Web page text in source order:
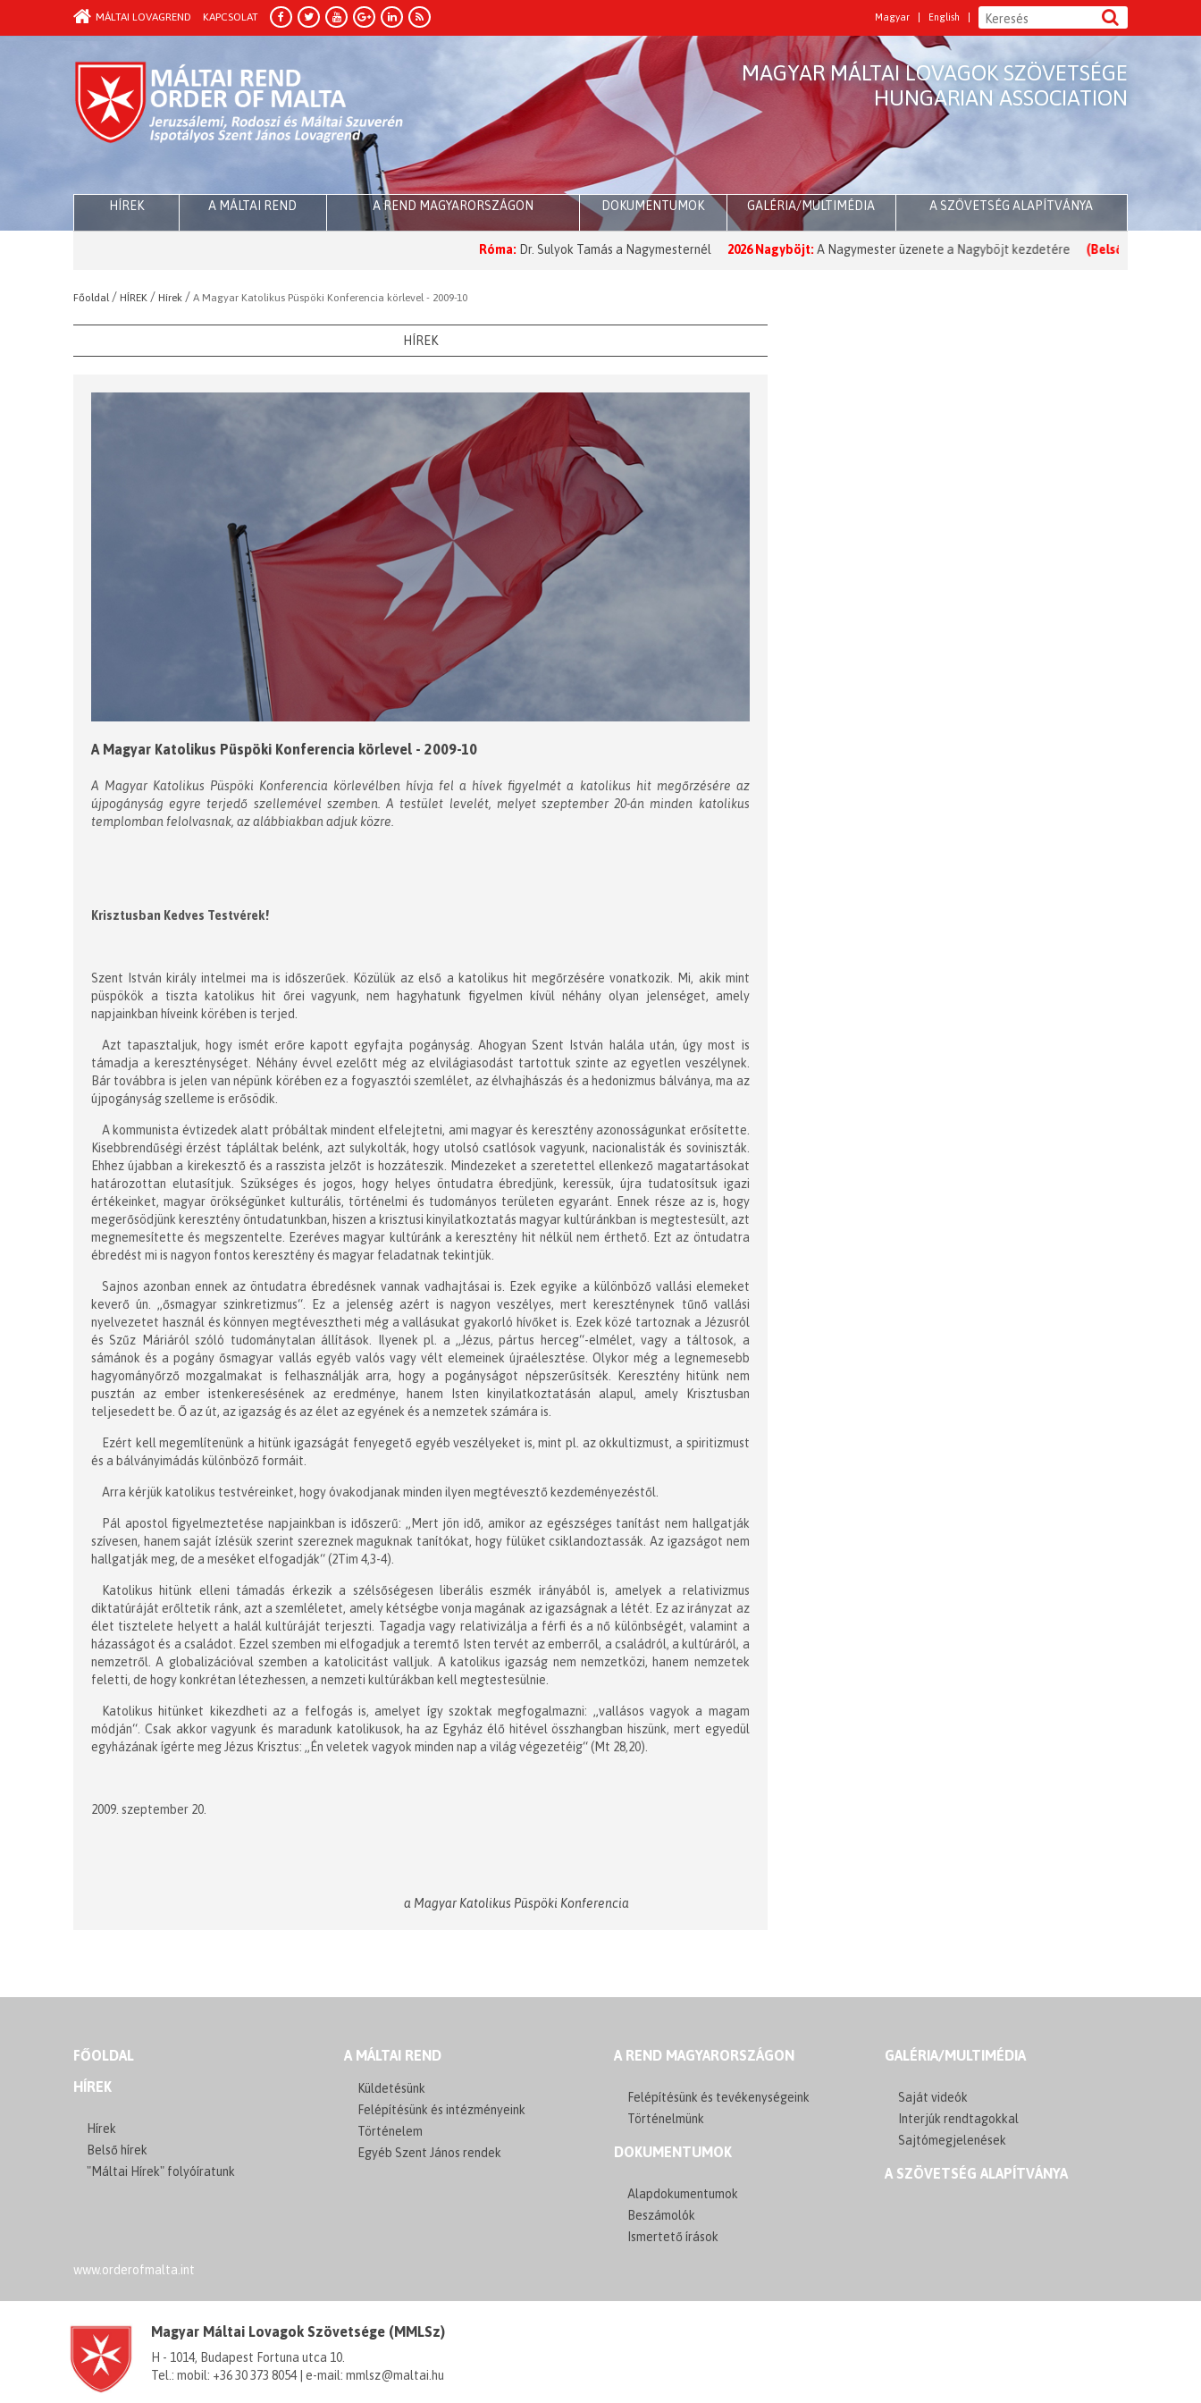
Magyar English
MÁLTAI LOVAGREND KAPCSOLAT
MAGYAR MÁLTAI LOVAGOK SZÖVETSÉGE
HUNGARIAN ASSOCIATION
HÍREK A MÁLTAI REND A REND MAGYARORSZÁGON DOKUMENTUMOK GALÉRIA/MULTIMÉDIA A SZÖVETSÉG ALAPÍTVÁNYA
Dr. Sulyok Tamás a Nagymesternél 2026 Nagyböjt: A Nagymester üzenete a Nagyböjt kezdetére (Belső tartalom):
Főoldal / HÍREK / Hírek / A Magyar Katolikus Püspöki Konferencia körlevel - 2009-10
HÍREK
A Magyar Katolikus Püspöki Konferencia körlevel - 2009-10
A Magyar Katolikus Püspöki Konferencia körlevélben hívja fel a hívek figyelmét a katolikus hit megőrzésére az
újpogányság egyre terjedő szellemével szemben. A testület levelét, melyet szeptember 20-án minden katolikus
templomban felolvasnak, az alábbiakban adjuk közre.
Krisztusban Kedves Testvérek!
Szent István király intelmei ma is időszerűek. Közülük az első a katolikus hit megőrzésére vonatkozik. Mi, akik mint
püspökök a tiszta katolikus hit őrei vagyunk, nem hagyhatunk figyelmen kívül néhány olyan jelenséget, amely
napjainkban híveink körében is terjed.
Azt tapasztaljuk, hogy ismét erőre kapott egyfajta pogányság. Ahogyan Szent István halála után, úgy most is
támadja a kereszténységet. Néhány évvel ezelőtt még az elvilágiasodást tartottuk szinte az egyetlen veszélynek.
Bár továbbra is jelen van népünk körében ez a fogyasztói szemlélet, az élvhajhászás és a hedonizmus bálványa, ma az
újpogányság szelleme is erősödik.
A kommunista évtizedek alatt próbáltak mindent elfelejtetni, ami magyar és keresztény azonosságunkat erősítette.
Kisebbrendűségi érzést tápláltak belénk, azt sulykolták, hogy utolsó csatlósok vagyunk, nacionalisták és soviniszták.
Ehhez újabban a kirekesztő és a rasszista jelzőt is hozzáteszik. Mindezeket a szeretettel ellenkező magatartásokat
határozottan elutasítjuk. Szükséges és jogos, hogy helyes öntudatra ébredjünk, keressük, újra tudatosítsuk igazi
értékeinket, magyar örökségünket kulturális, történelmi és tudományos területen egyaránt. Ennek része az is, hogy
megerősödjünk keresztény öntudatunkban, hiszen a krisztusi kinyilatkoztatás magyar kultúránkban is megtestesült, azt
megnemesítette és megszentelte. Ezeréves magyar kultúránk a keresztény hit nélkül nem érthető. Ezt az öntudatra
ébredést mi is nagyon fontos keresztény és magyar feladatnak tekintjük.
Sajnos azonban ennek az öntudatra ébredésnek vannak vadhajtásai is. Ezek egyike a különböző vallási elemeket
keverő ún. „ősmagyar szinkretizmus“. Ez a jelenség azért is nagyon veszélyes, mert kereszténynek tűnő vallási
nyelvezetet használ és könnyen megtévesztheti még a vallásukat gyakorló hívőket is. Ezek közé tartoznak a Jézusról
és Szűz Máriáról szóló tudománytalan állítások. Ilyenek pl. a „Jézus, pártus herceg“-elmélet, vagy a táltosok, a
sámánok és a pogány ősmagyar vallás egyéb valós vagy vélt elemeinek újraélesztése. Olykor még a legnemesebb
hagyományőrző mozgalmakat is felhasználják arra, hogy a pogányságot népszerűsítsék. Keresztény hitünk nem
pusztán az ember istenkeresésének az eredménye, hanem Isten kinyilatkoztatásán alapul, amely Krisztusban
teljesedett be. Ő az út, az igazság és az élet az egyének és a nemzetek számára is.
Ezért kell megemlítenünk a hitünk igazságát fenyegető egyéb veszélyeket is, mint pl. az okkultizmust, a spiritizmust
és a bálványimádás különböző formáit.
Arra kérjük katolikus testvéreinket, hogy óvakodjanak minden ilyen megtévesztő kezdeményezéstől.
Pál apostol figyelmeztetése napjainkban is időszerű: „Mert jön idő, amikor az egészséges tanítást nem hallgatják
szívesen, hanem saját ízlésük szerint szereznek maguknak tanítókat, hogy fülüket csiklandoztassák. Az igazságot nem
hallgatják meg, de a meséket elfogadják“ (2Tim 4,3-4).
Katolikus hitünk elleni támadás érkezik a szélsőségesen liberális eszmék irányából is, amelyek a relativizmus
diktatúráját erőltetik ránk, azt a szemléletet, amely kétségbe vonja magának az igazságnak a létét. Ez az irányzat az
élet tisztelete helyett a halál kultúráját terjeszti. Tagadja vagy relativizálja a férfi és a nő különbségét, valamint a
házasságot és a családot. Ezzel szemben mi elfogadjuk a teremtő Isten tervét az emberről, a családról, a kultúráról, a
nemzetről. A globalizációval szemben a katolicitást valljuk. A katolikus igazság nem nemzetközi, hanem nemzetek
feletti, de hogy konkrétan létezhessen, a nemzeti kultúrákban kell megtestesülnie.
Katolikus hitünket kikezdheti az a felfogás is, amelyet így szoktak megfogalmazni: „vallásos vagyok a magam
módján“. Csak akkor vagyunk és maradunk katolikusok, ha az Egyház élő hitével összhangban hiszünk, mert egyedül
egyházának ígérte meg Jézus Krisztus: „Én veletek vagyok minden nap a világ végezetéig“ (Mt 28,20).
2009. szeptember 20.
a Magyar Katolikus Püspöki Konferencia
FŐOLDAL
HÍREK
Hírek
Belső hírek
"Máltai Hírek" folyóíratunk
A MÁLTAI REND
Küldetésünk
Felépítésünk és intézményeink
Történelem
Egyéb Szent János rendek
A REND MAGYARORSZÁGON
Felépítésünk és tevékenységeink
Történelmünk
DOKUMENTUMOK
Alapdokumentumok
Beszámolók
Ismertető írások
GALÉRIA/MULTIMÉDIA
Saját videók
Interjúk rendtagokkal
Sajtómegjelenések
A SZÖVETSÉG ALAPÍTVÁNYA
www.orderofmalta.int
Magyar Máltai Lovagok Szövetsége (MMLSz)
H - 1014, Budapest Fortuna utca 10.
Tel.: mobil: +36 30 373 8054 | e-mail: mmlsz@maltai.hu